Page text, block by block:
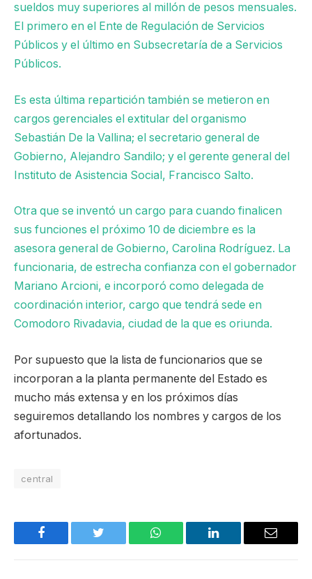
sueldos muy superiores al millón de pesos mensuales.
El primero en el Ente de Regulación de Servicios
Públicos y el último en Subsecretaría de a Servicios
Públicos.
Es esta última repartición también se metieron en
cargos gerenciales el extitular del organismo
Sebastián De la Vallina; el secretario general de
Gobierno, Alejandro Sandilo; y el gerente general del
Instituto de Asistencia Social, Francisco Salto.
Otra que se inventó un cargo para cuando finalicen
sus funciones el próximo 10 de diciembre es la
asesora general de Gobierno, Carolina Rodríguez. La
funcionaria, de estrecha confianza con el gobernador
Mariano Arcioni, e incorporó como delegada de
coordinación interior, cargo que tendrá sede en
Comodoro Rivadavia, ciudad de la que es oriunda.
Por supuesto que la lista de funcionarios que se
incorporan a la planta permanente del Estado es
mucho más extensa y en los próximos días
seguiremos detallando los nombres y cargos de los
afortunados.
central
Facebook Twitter WhatsApp LinkedIn Email